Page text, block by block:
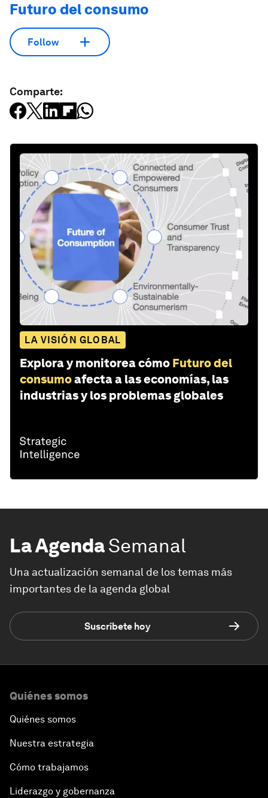
Futuro del consumo
Follow
Comparte:
LA VISIÓN GLOBAL
Explora y monitorea cómo Futuro del
consumoafecta a las economías, las
industrias y los problemas globales
La AgendaSemanal
Una actualización semanal de los temas más
importantes de la agenda global
Suscríbete hoy
Quiénes somos
Quiénes somos
Nuestra estrategia
Cómo trabajamos
Liderazgo y gobernanza